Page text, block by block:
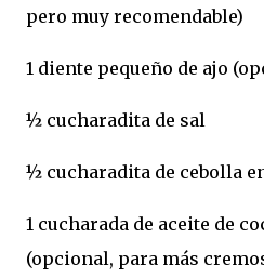
pero muy recomendable)
1 diente pequeño de ajo
½ cucharadita de sal
½ cucharadita de cebolla
1 cucharada de aceite de
(opcional, para más